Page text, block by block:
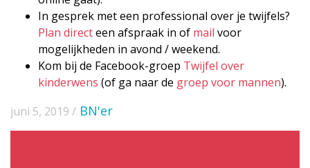
In gesprek met een professional over je twijfels?
Plan directeen afspraak in of mail voor
mogelijkheden in avond / weekend.
Kom bij de Facebook-groep Twijfel over
kinderwens (of ga naar de groep voor mannen).
juni 5, 2019 / BN'er